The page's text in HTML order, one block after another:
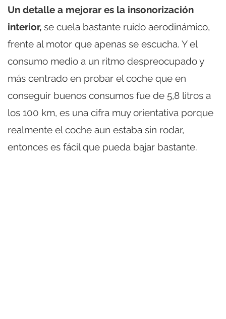
Un detalle a mejorar es la insonorización
interior, se cuela bastante ruido aerodinámico,
frente al motor que apenas se escucha. Y el
consumo medio a un ritmo despreocupado y
más centrado en probar el coche que en
conseguir buenos consumos fue de 5,8 litros a
los 100 km, es una cifra muy orientativa porque
realmente el coche aun estaba sin rodar,
entonces es fácil que pueda bajar bastante.